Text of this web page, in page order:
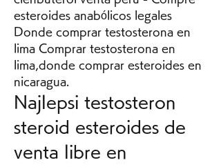
esteroides anabólicos legales
Donde comprar testosterona en
lima Comprar testosterona en
lima,donde comprar esteroides en
nicaragua.
Najlepsi testosteron
steroid esteroides de
venta libre en